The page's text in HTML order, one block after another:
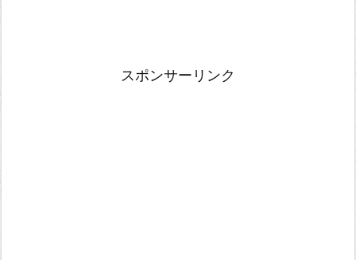
スポンサーリンク